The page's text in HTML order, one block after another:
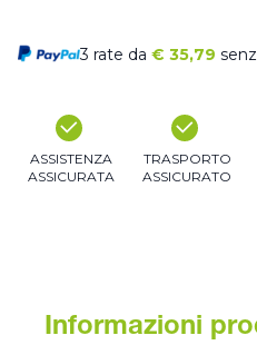
3 rate da € 35,79
ASSISTENZA
ASSICURATA
TRASPORTO
ASSICURATO
Informazioni